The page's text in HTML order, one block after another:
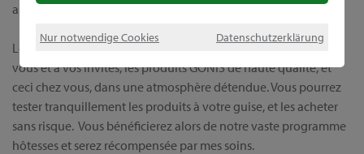
Nur notwendige Cookies Datenschutzerklärung
assistée par moi-même, avant, et bien sûr après l'achat.
Lors d’une démonstration individuelle, je vous présenterai, à
vous et à vos invités, les produits GONIS de haute qualité, et
ceci chez vous, dans une atmosphère détendue. Vous pourrez
tester tranquillement les produits à votre guise, et les acheter
sans risque. Vous bénéficierez alors de notre vaste programme
hôtesses et serez récompensée par mes soins.